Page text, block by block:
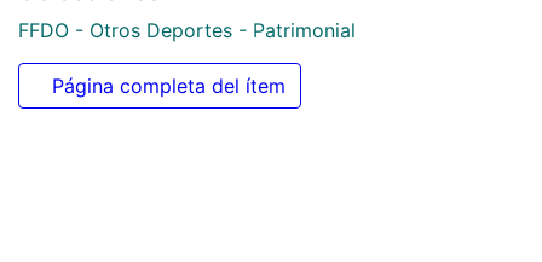
9364
Colecciones